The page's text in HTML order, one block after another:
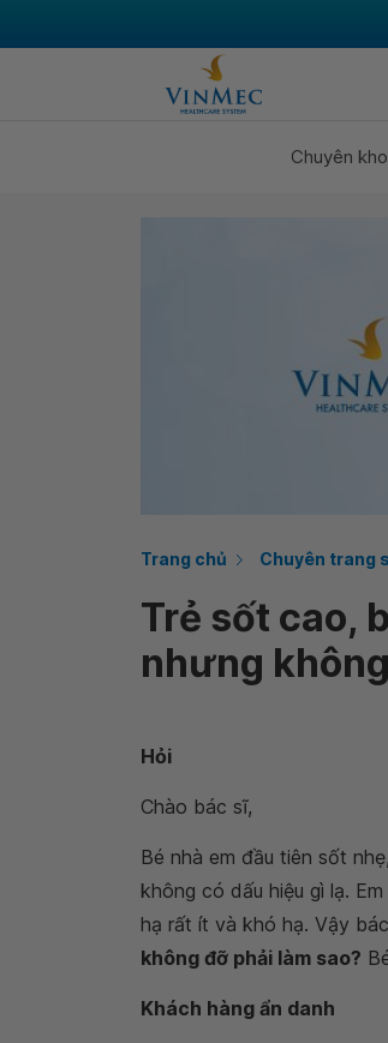
Chuyên
Trang chủ Chuyên trang
Trẻ sốt cao,
nhưng
Hỏi
Chào bác sĩ,
Bé nhà em đầu tiên sốt
không có dấu hiệu gì lạ.
hạ rất ít và khó hạ. Vậy
không đỡ phải làm sao?
Khách hàng ẩn danh